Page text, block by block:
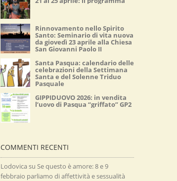
Rinnovamento nello Spirito
Santo: Seminario di vita nuova
da giovedì 23 aprile alla Chiesa
San Giovanni Paolo II
Santa Pasqua: calendario delle
celebrazioni della Settimana
Santa e del Solenne Triduo
Pasquale
GIPPIDUOVO 2026: in vendita
l’uovo di Pasqua “griffato” GP2
COMMENTI RECENTI
Lodovica su Se questo è amore: 8 e 9
febbraio parliamo di affettività e sessualità